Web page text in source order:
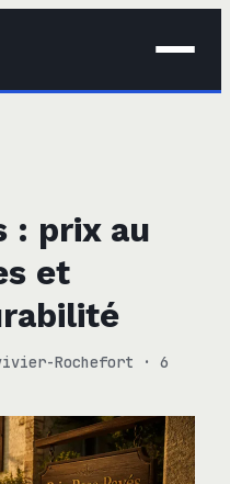
: prix au
et
Rochefort ·
6